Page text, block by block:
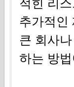
추가적인
큰 회사
하는 방